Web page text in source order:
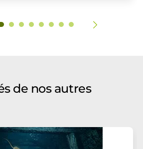
de nos autres